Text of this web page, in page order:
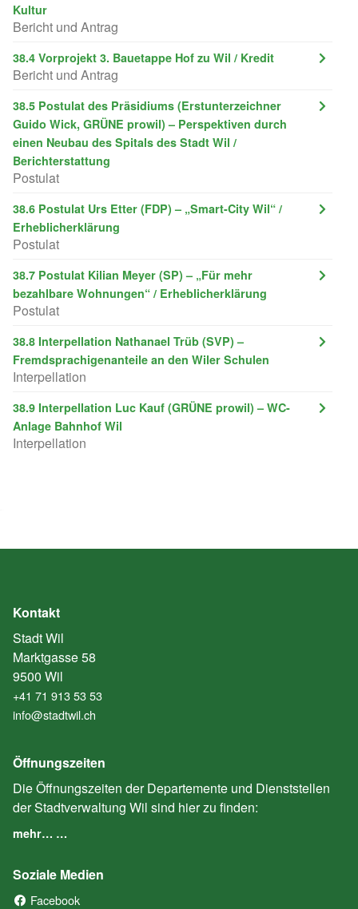
Kultur
Bericht und Antrag
38.4 Vorprojekt 3. Bauetappe Hof zu Wil / Kredit
Bericht und Antrag
38.5 Postulat des Präsidiums (Erstunterzeichner
Guido Wick, GRÜNE prowil) – Perspektiven durch
einen Neubau des Spitals des Stadt Wil /
Berichterstattung
Postulat
38.6 Postulat Urs Etter (FDP) – „Smart-City Wil“ /
Erheblicherklärung
Postulat
38.7 Postulat Kilian Meyer (SP) – „Für mehr
bezahlbare Wohnungen“ / Erheblicherklärung
Postulat
38.8 Interpellation Nathanael Trüb (SVP) –
Fremdsprachigenanteile an den Wiler Schulen
Interpellation
38.9 Interpellation Luc Kauf (GRÜNE prowil) – WC-
Anlage Bahnhof Wil
Interpellation
Kontakt
Stadt Wil
Marktgasse 58
9500 Wil
+41 71 913 53 53
info@stadtwil.ch
Öffnungszeiten
Die Öffnungszeiten der Departemente und Dienststellen
der Stadtverwaltung Wil sind hier zu finden:
mehr… …
Soziale Medien
Facebook